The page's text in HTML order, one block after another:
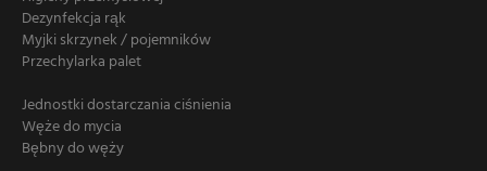
Dezynfekcja rąk
Myjki skrzynek / pojemników
Przechylarka palet
Jednostki dostarczania ciśnienia
Węże do mycia
Bębny do węży